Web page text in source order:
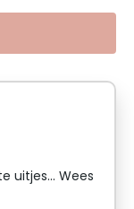
uitjes... Wees